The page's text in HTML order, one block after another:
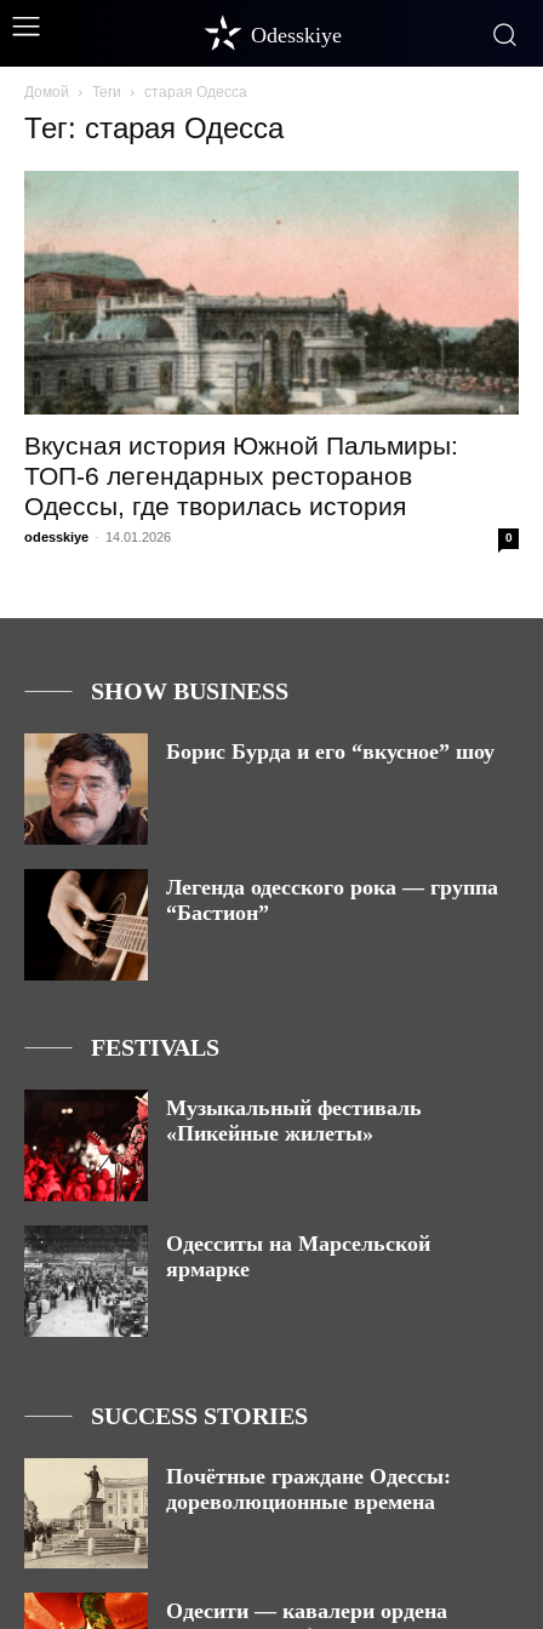
Odesskiye
Домой Теги старая Одесса
Тег: старая Одесса
Вкусная история Южной Пальмиры:
ТОП-6 легендарных ресторанов
Одессы, где творилась история
odesskiye - 14.01.2026 0
SHOW BUSINESS
Борис Бурда и его “вкусное” шоу
Легенда одесского рока — группа
“Бастион”
FESTIVALS
Музыкальный фестиваль
«Пикейные жилеты»
Одесситы на Марсельской
ярмарке
SUCCESS STORIES
Почётные граждане Одессы:
дореволюционные времена
Одесити — кавалери ордена